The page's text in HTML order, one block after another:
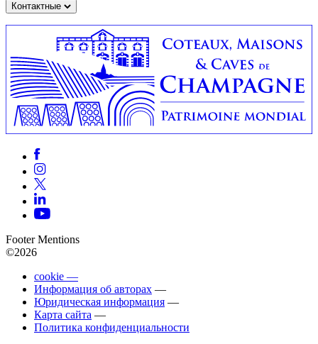
Контактные
Footer Mentions
©2026
cookie —
Информация об авторах —
Юридическая информация —
Карта сайта —
Политика конфиденциальности